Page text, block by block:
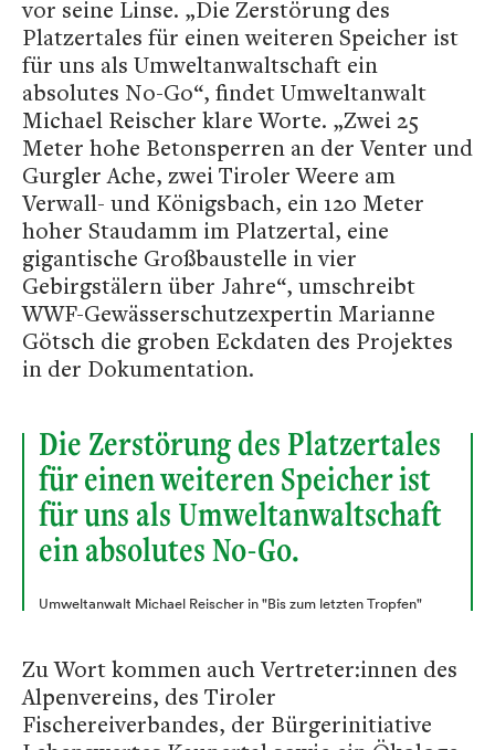
vor seine Linse. „Die Zerstörung des
Platzertales für einen weiteren Speicher ist
für uns als Umweltanwaltschaft ein
absolutes No-Go“, findet Umweltanwalt
Michael Reischer klare Worte. „Zwei 25
Meter hohe Betonsperren an der Venter und
Gurgler Ache, zwei Tiroler Weere am
Verwall- und Königsbach, ein 120 Meter
hoher Staudamm im Platzertal, eine
gigantische Großbaustelle in vier
Gebirgstälern über Jahre“, umschreibt
WWF-Gewässerschutzexpertin Marianne
Götsch die groben Eckdaten des Projektes
in der Dokumentation.
Die Zerstörung des Platzertales
für einen weiteren Speicher ist
für uns als Umweltanwaltschaft
ein absolutes No-Go.
Umweltanwalt Michael Reischer in "Bis zum letzten Tropfen"
Zu Wort kommen auch Vertreter:innen des
Alpenvereins, des Tiroler
Fischereiverbandes, der Bürgerinitiative